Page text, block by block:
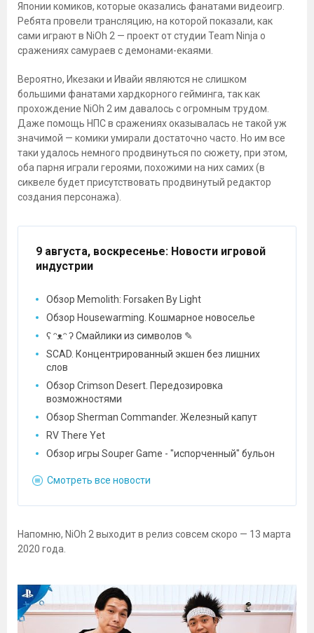
Японии комиков, которые оказались фанатами видеоигр.
Ребята провели трансляцию, на которой показали, как
сами играют в NiOh 2 — проект от студии Team Ninja о
сражениях самураев с демонами-екаями.
Вероятно, Икезаки и Ивайи являются не слишком
большими фанатами хардкорного гейминга, так как
прохождение NiOh 2 им давалось с огромным трудом.
Даже помощь НПС в сражениях оказывалась не такой уж
значимой — комики умирали достаточно часто. Но им все
таки удалось немного продвинуться по сюжету, при этом,
оба парня играли героями, похожими на них самих (в
сиквеле будет присутствовать продвинутый редактор
создания персонажа).
9 августа, воскресенье: Новости игровой
индустрии
Обзор Memolith: Forsaken By Light
Обзор Housewarming. Кошмарное новоселье
ʕ ᵔᴥᵔ ʔ Смайлики из символов ✎
SCAD. Концентрированный экшен без лишних
слов
Обзор Crimson Desert. Передозировка
возможностями
Обзор Sherman Commander. Железный капут
RV There Yet
Обзор игры Souper Game - "испорченный" бульон
Смотреть все новости
Напомню, NiOh 2 выходит в релиз совсем скоро — 13 марта
2020 года.